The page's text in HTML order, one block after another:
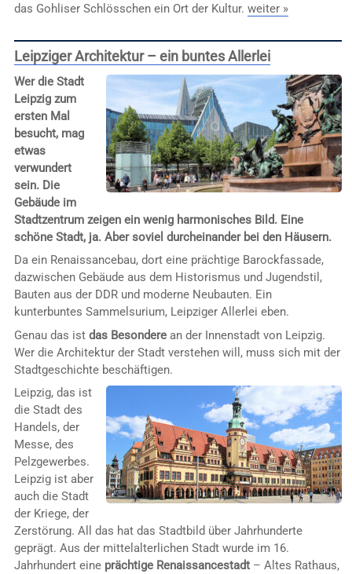
das Gohliser Schlösschen ein Ort der Kultur. weiter »
Leipziger Architektur – ein buntes Allerlei
Wer die Stadt
Leipzig zum
ersten Mal
besucht, mag
etwas
verwundert
sein. Die
Gebäude im
Stadtzentrum zeigen ein wenig harmonisches Bild. Eine
schöne Stadt, ja. Aber soviel durcheinander bei den Häusern.
Da ein Renaissancebau, dort eine prächtige Barockfassade,
dazwischen Gebäude aus dem Historismus und Jugendstil,
Bauten aus der DDR und moderne Neubauten. Ein
kunterbuntes Sammelsurium, Leipziger Allerlei eben.
Genau das ist das Besonderean der Innenstadt von Leipzig.
Wer die Architektur der Stadt verstehen will, muss sich mit der
Stadtgeschichte beschäftigen.
Leipzig, das ist
die Stadt des
Handels, der
Messe, des
Pelzgewerbes.
Leipzig ist aber
auch die Stadt
der Kriege, der
Zerstörung. All das hat das Stadtbild über Jahrhunderte
geprägt. Aus der mittelalterlichen Stadt wurde im 16.
Jahrhundert eine prächtige Renaissancestadt– Altes Rathaus,